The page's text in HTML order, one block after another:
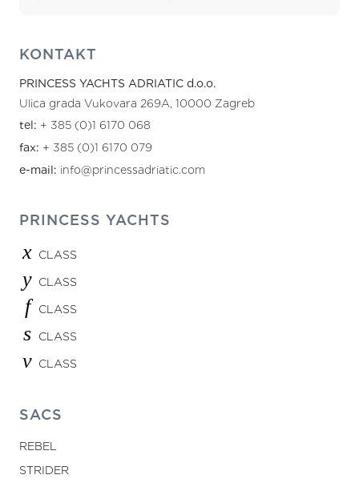
KONTAKT
PRINCESS YACHTS ADRIATIC d.o.o.
Ulica grada Vukovara 269A, 10000 Zagreb
tel: + 385 (0)1 6170 068
fax: + 385 (0)1 6170 079
e-mail: info@princessadriatic.com
PRINCESS YACHTS
x CLASS
y CLASS
f CLASS
s CLASS
v CLASS
SACS
REBEL
STRIDER